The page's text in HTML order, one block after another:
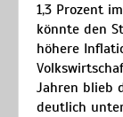
1,3 Prozent
könnte den
höhere
Jahren blieb
deutlich